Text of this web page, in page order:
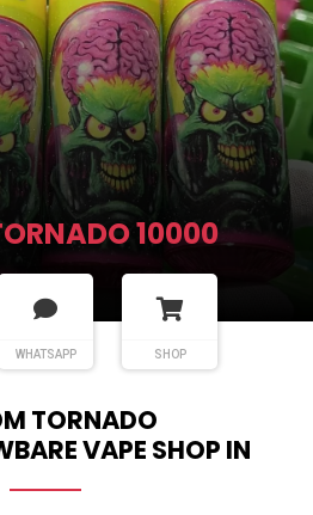
9000
WHATSAPP SHOP
TORNADO
VAPE SHOP IN